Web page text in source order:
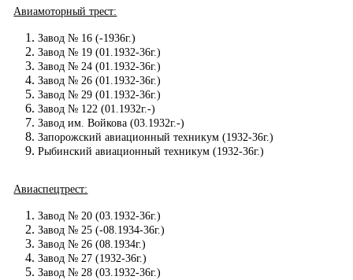
Авиамоторный трест:
Завод № 16 (-1936г.)
Завод № 19 (01.1932-36г.)
Завод № 24 (01.1932-36г.)
Завод № 26 (01.1932-36г.)
Завод № 29 (01.1932-36г.)
Завод № 122 (01.1932г.-)
Завод им. Войкова (03.1932г.-)
Запорожский авиационный техникум (1932-36г.)
Рыбинский авиационный техникум (1932-36г.)
Авиаспецтрест:
Завод № 20 (03.1932-36г.)
Завод № 25 (-08.1934-36г.)
Завод № 26 (08.1934г.)
Завод № 27 (1932-36г.)
Завод № 28 (03.1932-36г.)